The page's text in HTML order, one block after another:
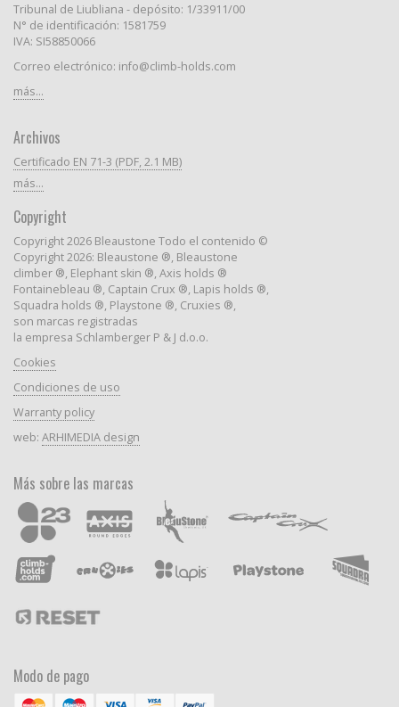
Tribunal de Liubliana - depósito: 1/33911/00
N° de identificación: 1581759
IVA: SI58850066
Correo electrónico: info@climb-holds.com
más...
Archivos
Certificado EN 71-3 (PDF, 2.1 MB)
más...
Copyright
Copyright 2026 Bleaustone Todo el contenido ©
Copyright 2026: Bleaustone ®, Bleaustone
climber ®, Elephant skin ®, Axis holds ®
Fontainebleau ®, Captain Crux ®, Lapis holds ®,
Squadra holds ®, Playstone ®, Cruxies ®,
son marcas registradas
la empresa Schlamberger P & J d.o.o.
Cookies
Condiciones de uso
Warranty policy
web: ARHIMEDIA design
Más sobre las marcas
Modo de pago